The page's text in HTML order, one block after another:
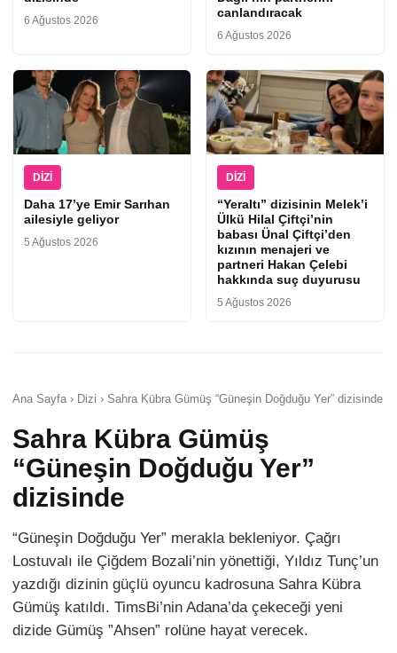
6 Ağustos 2026
canlandıracak
6 Ağustos 2026
DIZI
Daha 17’ye Emir Sarıhan
ailesiyle geliyor
5 Ağustos 2026
DIZI
“Yeraltı” dizisinin Melek’i
Ülkü Hilal Çiftçi’nin
babası Ünal Çiftçi’den
kızının menajeri ve
partneri Hakan Çelebi
hakkında suç duyurusu
5 Ağustos 2026
Ana Sayfa › Dizi › Sahra Kübra Gümüş “Güneşin Doğduğu Yer” dizisinde
Sahra Kübra Gümüş
“Güneşin Doğduğu Yer”
dizisinde
“Güneşin Doğduğu Yer” merakla bekleniyor. Çağrı
Lostuvalı ile Çiğdem Bozali’nin yönettiği, Yıldız Tunç’un
yazdığı dizinin güçlü oyuncu kadrosuna Sahra Kübra
Gümüş katıldı. TimsBi’nin Adana’da çekeceği yeni
dizide Gümüş ”Ahsen” rolüne hayat verecek.